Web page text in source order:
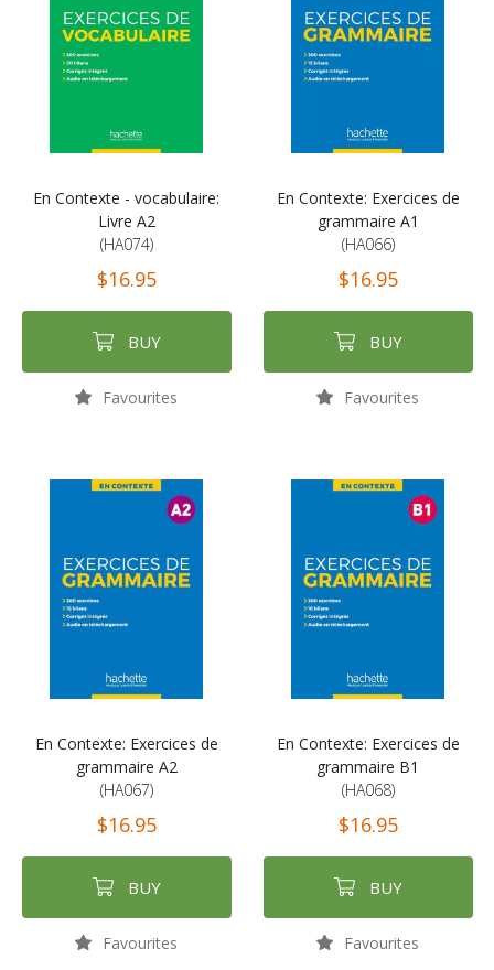
En Contexte - vocabulaire:
Livre A2
(HA074)
$16.95
BUY
Favourites
En Contexte: Exercices de
grammaire A1
(HA066)
$16.95
BUY
Favourites
En Contexte: Exercices de
grammaire A2
(HA067)
$16.95
BUY
Favourites
En Contexte: Exercices de
grammaire B1
(HA068)
$16.95
BUY
Favourites